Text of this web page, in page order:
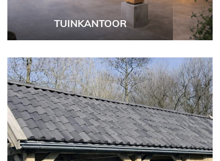
TUINKANTOOR